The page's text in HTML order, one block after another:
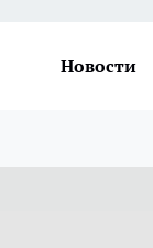
Новости